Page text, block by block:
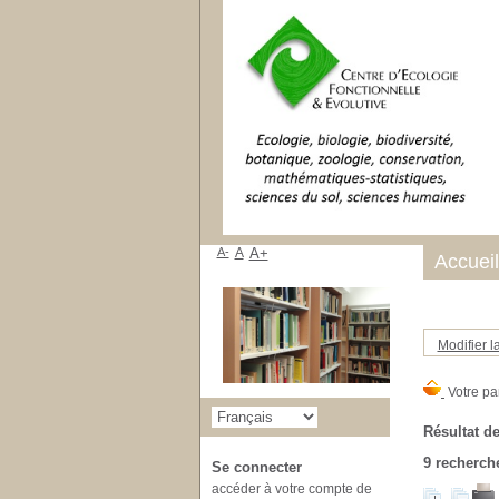
Modifier
Résultat
9
A- A A+
Se connecter
accéder à votre compte de